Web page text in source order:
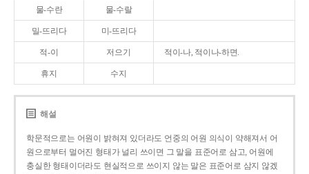
물-수란 물-수랄
밀-뜨리다 미-뜨리다
적-이 저으기 적이-나, 적이나-하면.
휴지 수지
해설
학문적으로는 어원이 밝혀져 있더라도 언중의 어원 의식이 약해져서 어
원으로부터 멀어진 형태가 널리 쓰이면 그 말을 표준어로 삼고, 어원에
충실한 형태이더라도 현실적으로 쓰이지 않는 말은 표준어로 삼지 않겠